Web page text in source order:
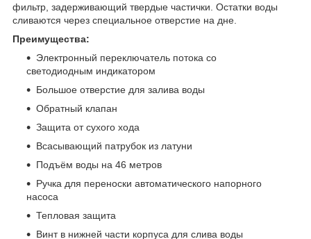
фильтр, задерживающий твердые частички. Остатки воды
сливаются через специальное отверстие на дне.
Преимущества:
Электронный переключатель потока со
светодиодным индикатором
Большое отверстие для залива воды
Обратный клапан
Защита от сухого хода
Всасывающий патрубок из латуни
Подъём воды на 46 метров
Ручка для переноски автоматического напорного
насоса
Тепловая защита
Винт в нижней части корпуса для слива воды